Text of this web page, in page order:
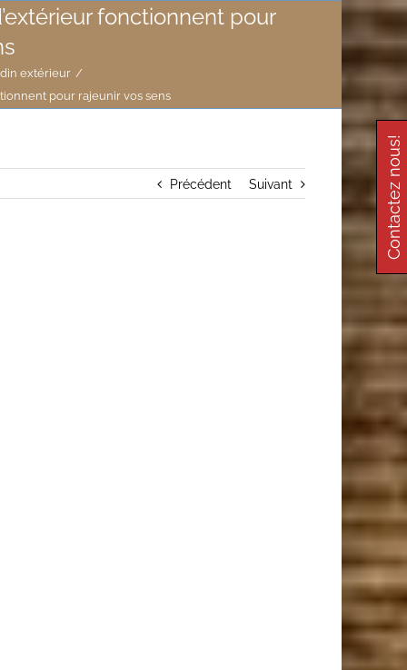
fonctionnent pour
extérieur /
pour rajeunir vos sens
Précédent Suivant Contactez nous!